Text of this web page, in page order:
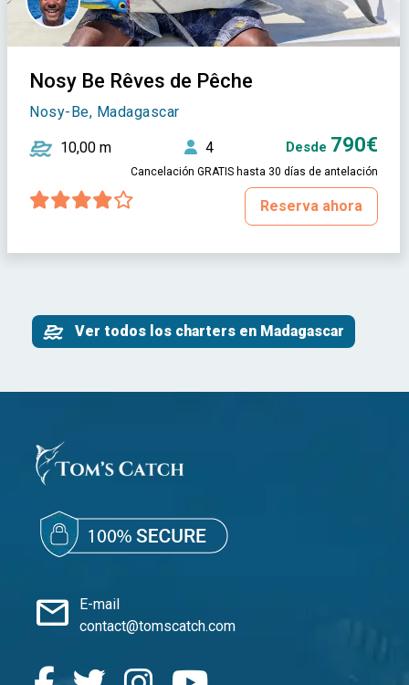
Nosy Be Rêves de Pêche
Nosy-Be, Madagascar
10,00 m 4 Desde 790€
Cancelación GRATIS hasta 30 días de antelación
Reserva ahora
Ver todos los charters en Madagascar
mail
E-mail
contact@tomscatch.com